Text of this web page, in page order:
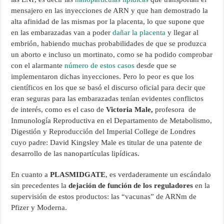
mensajero en las inyecciones de ARN y que han demostrado la
alta afinidad de las mismas por la placenta, lo que supone que
en las embarazadas van a poderdañar la placenta y llegar al
embrión, habiendo muchas probabilidades de que se produzca
un aborto e incluso un mortinato, como se ha podido comprobar
con el alarmantenúmero de estos casos desde que se
implementaron dichas inyecciones. Pero lo peor es que los
científicos en los que se basó el discurso oficial para decir que
eran seguras para las embarazadas tenían evidentes conflictos
de interés, como es el caso deVictoria Male, profesora de
Inmunología Reproductiva en el Departamento de Metabolismo,
Digestión y Reproducción del Imperial College de Londres
cuyo padre: David Kingsley Male es titular de una patente de
desarrollo de las nanopartículas lipídicas.
En cuanto aPLASMIDGATE, es verdaderamente un escándalo
sin precedentes ladejación de función de los reguladores en la
supervisión de estos productos: las “vacunas” de ARNm de
Pfizer y Moderna.